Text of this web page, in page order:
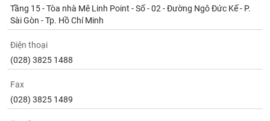
Tầng 15 - Tòa nhà Mê Linh Point - Số - 02 - Đường Ngô Đức Kế - P.
Sài Gòn - Tp. Hồ Chí Minh
Điện thoại
(028) 3825 1488
Fax
(028) 3825 1489